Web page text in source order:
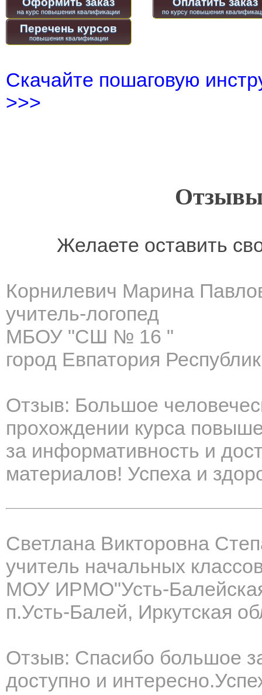
Перечень курсов
повышения квалификации
Скачайте пошаговую
>>>
Желаете оставить
Корнилевич Марина
учитель-логопед
МБОУ "СШ № 16 "
город Евпатория
Отзыв: Большое
прохождении курса
за информативность и
материалов! Успеха и
Светлана Викторовна
учитель начальных
МОУ ИРМО"Усть-
п.Усть-Балей, Иркутская
Отзыв: Спасибо большое
доступно и